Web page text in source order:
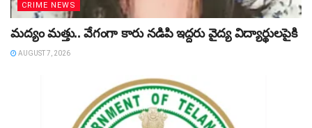
CRIME NEWS
మద్యం మత్తు.. వేగంగా కారు నడిపి ఇద్దరు వైద్య విద్యార్థులపైకి
AUGUST 7, 2026